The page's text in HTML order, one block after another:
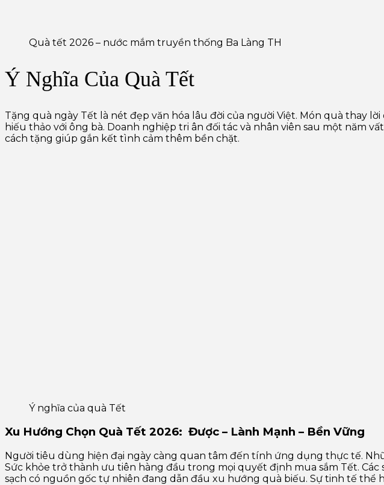
Quà tết 2026 – nước mắm truyền thống Ba Làng TH
Ý Nghĩa Của Quà Tết
Tặng quà ngày Tết là nét đẹp văn hóa lâu đời của người Việt. Món quà thay
hiếu thảo với ông bà. Doanh nghiệp tri ân đối tác và nhân viên sau một năm
cách tặng giúp gắn kết tình cảm thêm bền chặt.
Ý nghĩa của quà Tết
Xu Hướng Chọn Quà Tết 2026: Được – Lành Mạnh – Bền Vững
Người tiêu dùng hiện đại ngày càng quan tâm đến tính ứng dụng thực tế.
Sức khỏe trở thành ưu tiên hàng đầu trong mọi quyết định mua sắm Tết.
sạch có nguồn gốc tự nhiên đang dẫn đầu xu hướng quà biếu. Sự tinh tế thể